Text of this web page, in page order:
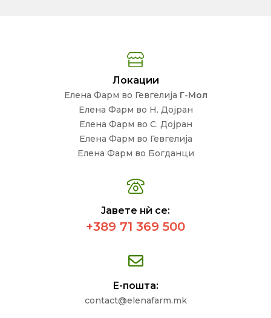
Локации
Елена Фарм во Гевгелија Г-Мол
Елена Фарм во Н. Дојран
Елена Фарм во С. Дојран
Елена Фарм во Гевгелија
Елена Фарм во Богданци
Јавете нѝ се:
+389 71 369 500
Е-пошта:
contact@elenafarm.mk